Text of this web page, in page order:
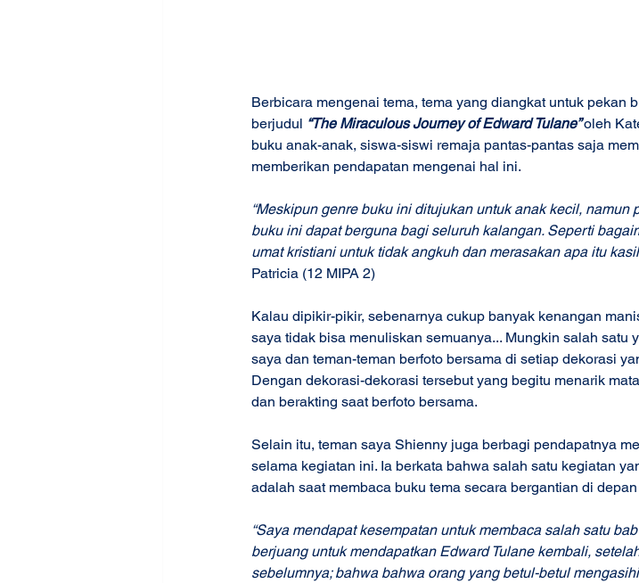
Berbicara mengenai tema, tema yang diangkat untuk pekan
berjudul “The Miraculous Journey of Edward Tulane” oleh
buku anak-anak, siswa-siswi remaja pantas-pantas saja
memberikan pendapatan mengenai hal ini.
“Meskipun genre buku ini ditujukan untuk anak kecil,
buku ini dapat berguna bagi seluruh kalangan. Seperti
umat kristiani untuk tidak angkuh dan merasakan apa itu
Patricia (12 MIPA 2)
Kalau dipikir-pikir, sebenarnya cukup banyak kenangan
saya tidak bisa menuliskan semuanya... Mungkin salah satu
saya dan teman-teman berfoto bersama di setiap dekorasi
Dengan dekorasi-dekorasi tersebut yang begitu menarik
dan berakting saat berfoto bersama.
Selain itu, teman saya Shienny juga berbagi pendapatnya
selama kegiatan ini. Ia berkata bahwa salah satu kegiatan
adalah saat membaca buku tema secara bergantian di
“Saya mendapat kesempatan untuk membaca salah satu
berjuang untuk mendapatkan Edward Tulane kembali,
sebelumnya; bahwa bahwa orang yang betul-betul